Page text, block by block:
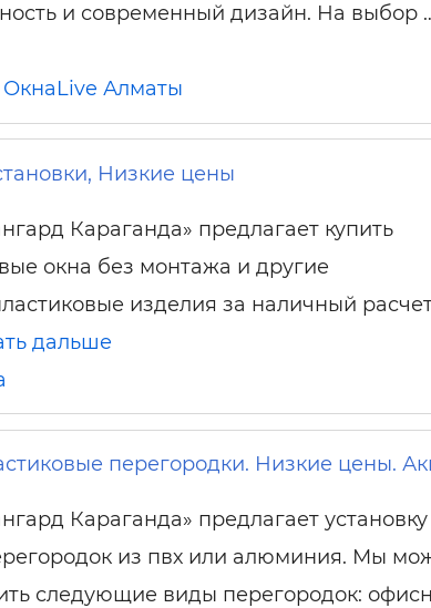
и современный дизайн. На выбор
ОкнаLive Алматы
Низкие цены
Караганда» предлагает купить
окна без монтажа и другие
изделия за наличный
дальше
перегородки. Низкие цены.
Караганда» предлагает установку
из пвх или алюминия. Мы
следующие виды перегородок: